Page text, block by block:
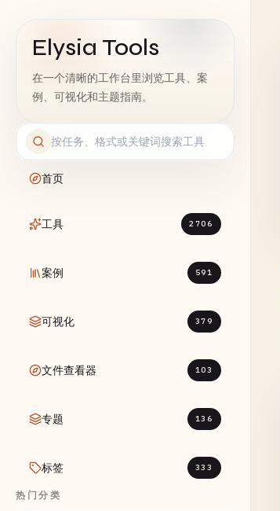
Elysia Tools
在一个清晰的工作台里浏览工具、案
例、可视化和主题指南。
首页
工具 2706
案例 591
可视化 379
文件查看器 103
专题 136
标签 333
热门分类